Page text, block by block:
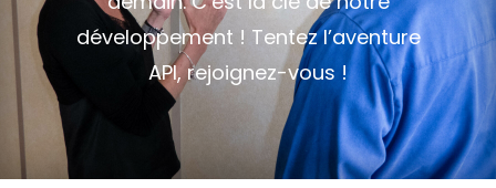
développement ! Tentez l’aventure
API, rejoignez-vous !